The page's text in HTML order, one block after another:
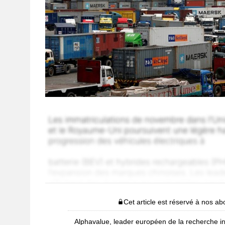
Cet article est réservé à nos
Alphavalue, leader européen de la recherche